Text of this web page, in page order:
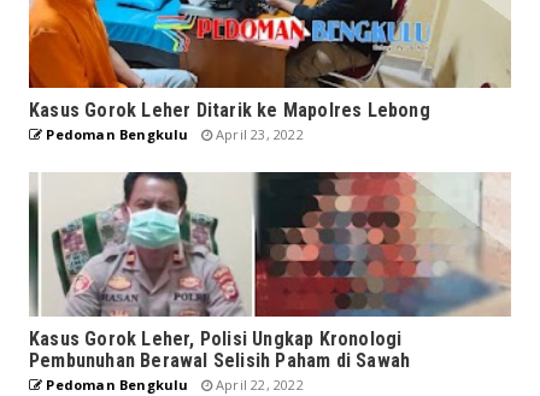
Kasus Gorok Leher Ditarik ke Mapolres Lebong
Pedoman Bengkulu April 23, 2022
Kasus Gorok Leher, Polisi Ungkap Kronologi
Pembunuhan Berawal Selisih Paham di Sawah
Pedoman Bengkulu April 22, 2022